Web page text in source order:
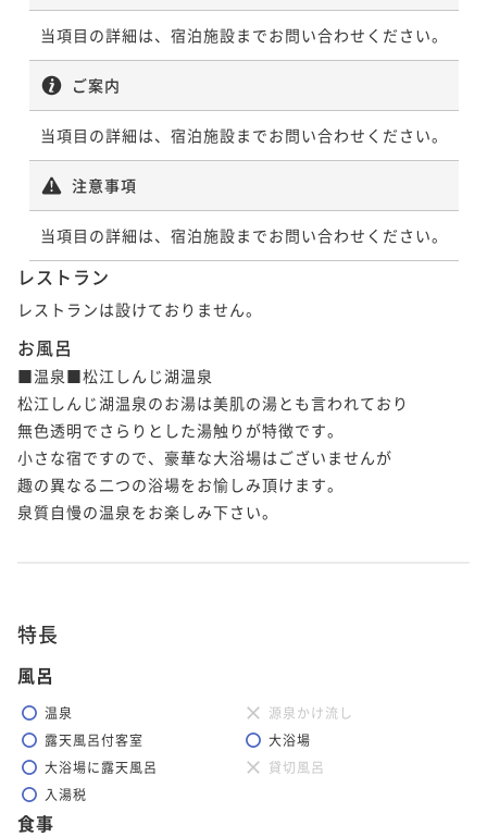
【秋の特撰〇プレミアム会席】のどぐろ・しまね和
牛・アワビの3大グルメを愉しむ秋の贅沢会席〇部屋食
二食付き 現地決済可 事前決済可
IN 16:00 - 19:00 OUT10:00
ポイント即利用で最大7％OFF
¥71,060~
ポイントアップ
【夏の特撰〇プレミアム会席】のどぐろ・しまね和
牛・アワビの３大グルメを愉しむ夏の贅沢会席〇部屋
食
二食付き
¥71,060~
2名
当項目の詳細は、宿泊施設までお問い合わせください。
ご案内
当項目の詳細は、宿泊施設までお問い合わせください。
注意事項
当項目の詳細は、宿泊施設までお問い合わせください。
レストラン
レストランは設けておりません。
お風呂
■温泉■松江しんじ湖温泉
松江しんじ湖温泉のお湯は美肌の湯とも言われており
無色透明でさらりとした湯触りが特徴です。
小さな宿ですので、豪華な大浴場はございませんが
趣の異なる二つの浴場をお愉しみ頂けます。
泉質自慢の温泉をお楽しみ下さい。
特長
風呂
温泉
源泉かけ流し
露天風呂付客室
大浴場
大浴場に露天風呂
貸切風呂
入湯税
食事